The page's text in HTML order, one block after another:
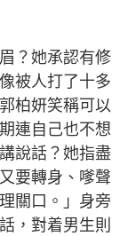
？她承認有修
被人打了十多
柏妍笑稱可以
連自己也不想
說話？她指盡
要轉身、嗲聲
關口。」身旁
，對着男生則